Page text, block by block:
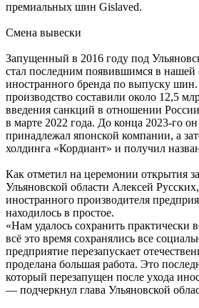
премиальных шин Gislaved.
Смена вывески
Запущенный в 2016 году под
стал последним появившимся в нашей
иностранного бренда по выпуску
производство составили около 12,5
введения санкций в отношении
в марте 2022 года. До конца 2023-го
принадлежал японской компании, а
холдинга «Кордиант» и получил
Как отметил на церемонии открытия
Ульяновской области Алексей
иностранного производителя
находилось в простое.
«Нам удалось сохранить практически
всё это время сохранялись все
предприятие перезапускает
проделана большая работа. Это
который перезапущен после ухода
— подчеркнул глава Ульяновской